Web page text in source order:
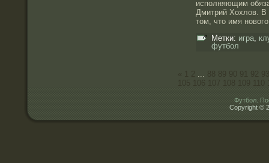
исполняющим
Дмитрий Хохлοв.
том, что имя
Метки: игра,
футбол
...
Футбол.
Copyright ©